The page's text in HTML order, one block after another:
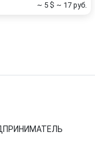
~ 5 $ ~ 17 руб.